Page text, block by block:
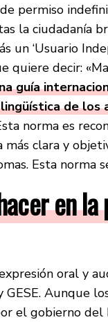
permiso
la ciudadanía
un ‘Usuario
quiere decir:
guía
de los
norma es
más clara y
Esta norma
en
oral y
Aunque
el gobierno